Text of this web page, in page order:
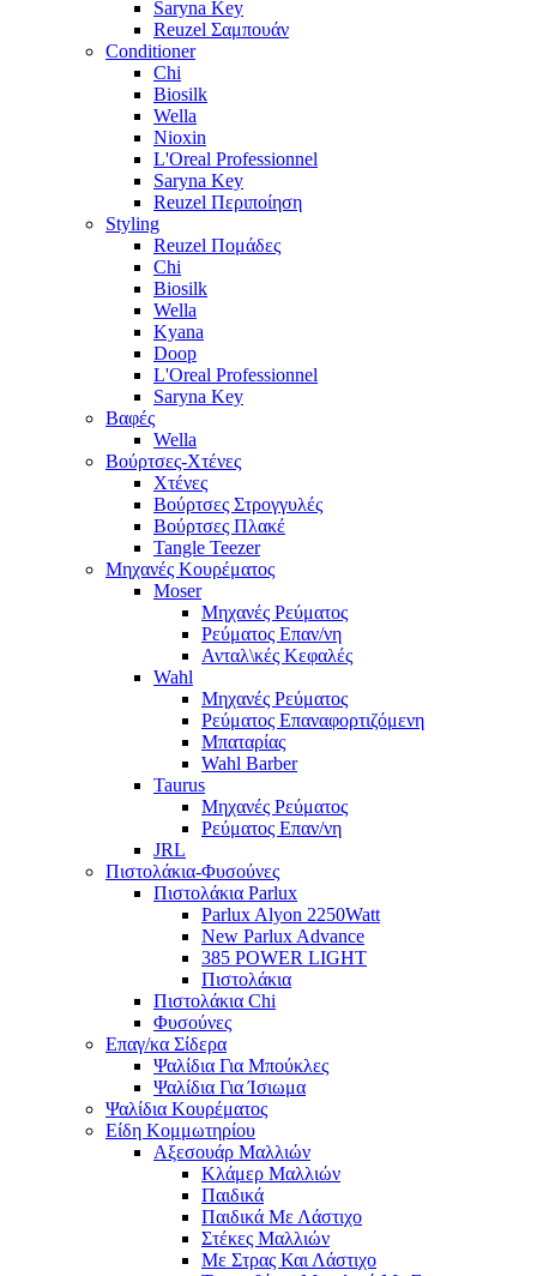
Saryna Key
Reuzel Σαμπουάν
Conditioner
Chi
Biosilk
Wella
Nioxin
L'Oreal Professionnel
Saryna Key
Reuzel Περιποίηση
Styling
Reuzel Πομάδες
Chi
Biosilk
Wella
Kyana
Doop
L'Oreal Professionnel
Saryna Key
Βαφές
Wella
Βούρτσες-Χτένες
Χτένες
Βούρτσες Στρογγυλές
Βούρτσες Πλακέ
Tangle Teezer
Μηχανές Κουρέματος
Moser
Μηχανές Ρεύματος
Ρεύματος Επαν/νη
Ανταλ\κές Κεφαλές
Wahl
Μηχανές Ρεύματος
Ρεύματος Επαναφορτιζόμενη
Μπαταρίας
Wahl Barber
Taurus
Μηχανές Ρεύματος
Ρεύματος Επαν/νη
JRL
Πιστολάκια-Φυσούνες
Πιστολάκια Parlux
Parlux Alyon 2250Watt
New Parlux Advance
385 POWER LIGHT
Πιστολάκια
Πιστολάκια Chi
Φυσούνες
Επαγ/κα Σίδερα
Ψαλίδια Για Μπούκλες
Ψαλίδια Για Ίσιωμα
Ψαλίδια Κουρέματος
Είδη Κομμωτηρίου
Αξεσουάρ Μαλλιών
Κλάμερ Μαλλιών
Παιδικά
Παιδικά Με Λάστιχο
Στέκες Μαλλιών
Με Στρας Και Λάστιχο